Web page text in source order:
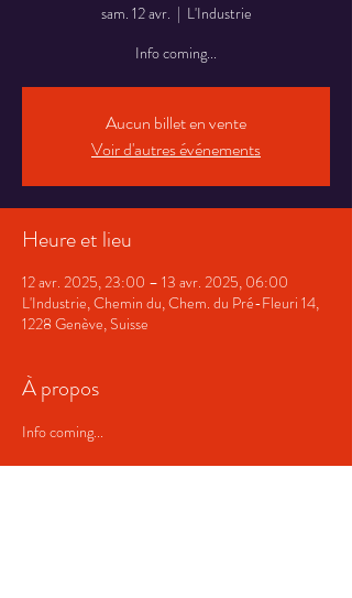
sam. 12 avr.
  |
L'Industrie
Aucun billet en vente
Voir d'autres événements
Heure et lieu
12 avr. 2025, 23:00 – 13 avr. 2025, 06:00
L'Industrie, Chemin du, Chem. du Pré-Fleuri 14,
1228 Genève, Suisse
À propos
Info coming...